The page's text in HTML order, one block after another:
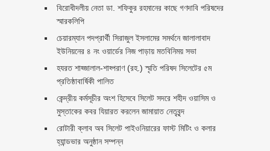
বিরোধীদলীয় নেতা ডা. শফিকুর রহমানের কাছে গণদাবি পরিষদের
স্মারকলিপি ‎
চেয়ারম্যান পদপ্রার্থী সিরাজুল ইসলামের সমর্থনে জালালাবাদ
ইউনিয়নের ৪ নং ওয়ার্ডের নিজ পাড়ায় মতবিনিময় সভা
হযরত শাহ্জালাল-শাহ্পরাণ (রহ.) স্মৃতি পরিষদ সিলেটের ৫ম
প্রতিষ্ঠাবার্ষিকী পালিত ‎​
কেন্দ্রীয় কর্মসূচীর অংশ হিসেবে সিলেট সদরে শহীদ ওয়াসিম ও
মুস্তাকের কবর যিয়ারত করলেন জামায়াত নেতৃবৃন্দ ‎
রোটারী ক্লাব অব সিলেট পাইওনিয়ারের ফাস্ট মিটিং ও কলার
হ্যান্ডভার অনুষ্ঠান সম্পন্ন